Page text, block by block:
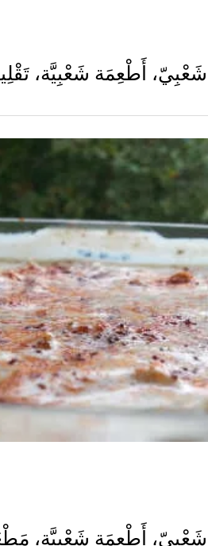
شَعْبِيّ، أَطْعِمَة شَعْبِيَّة،
شَعْبِيّ، أَطْعِمَة شَعْبِيَّة،